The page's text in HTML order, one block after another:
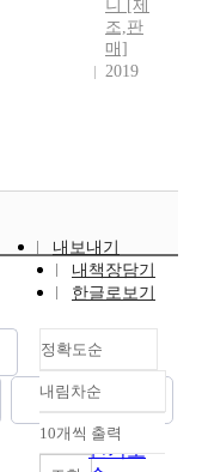
니 [제
조,판
매]
2019
내보내기
내책장담기
한글로보기
정확도순
정확도
순
인기도
내림차순
내림차순
10개씩 출력